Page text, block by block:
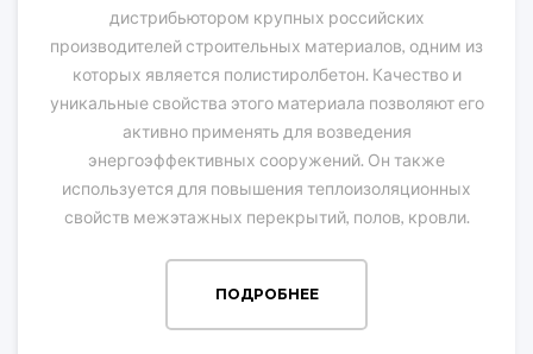
дистрибьютором крупных российских
производителей строительных материалов, одним из
которых является полистиролбетон. Качество и
уникальные свойства этого материала позволяют его
активно применять для возведения
энергоэффективных сооружений. Он также
используется для повышения теплоизоляционных
свойств межэтажных перекрытий, полов, кровли.
ПОДРОБНЕЕ